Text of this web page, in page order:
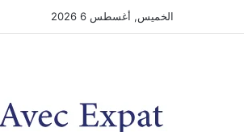
الخميس, أغسطس 6 2026